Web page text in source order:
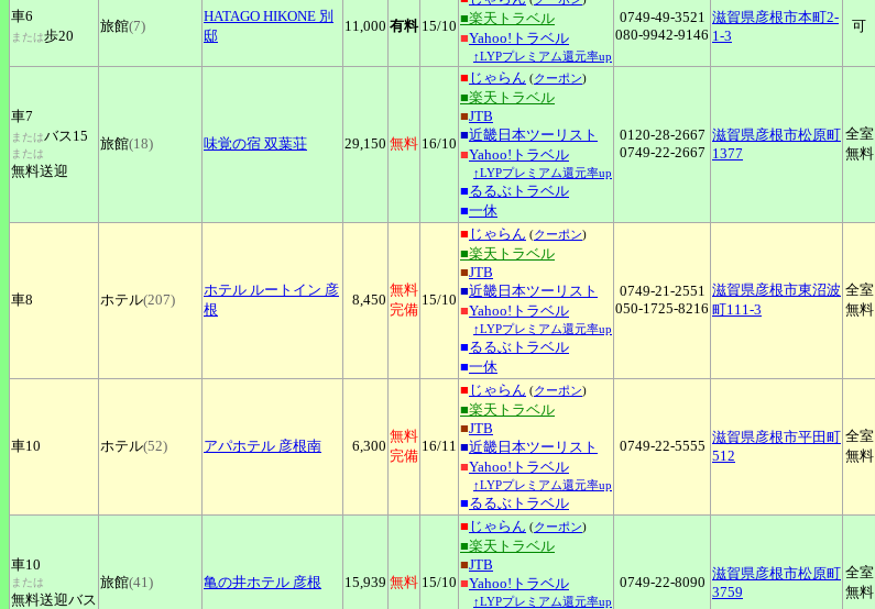
車6
または歩20
旅館(7)
HATAGO HIKONE 別
邸
11,000 有料 15/10 ■楽天トラベル
■Yahoo!トラベル
↑LYPプレミアム還元率up
0749-49-3521
080-9942-9146
滋賀県彦根市本町2-
1-3
可
車7
またはバス15
または
無料送迎
旅館(18) 味覚の宿 双葉荘 29,150 無料 16/10
■ じゃらん (クーポン)
■楽天トラベル
■JTB
■近畿日本ツーリスト
■Yahoo!トラベル
↑LYPプレミアム還元率up
■るるぶトラベル
■一休
0120-28-2667
0749-22-2667
滋賀県彦根市松原町
1377
全室
無料
車8 ホテル(207)
ホテル ルートイン 彦
根
8,450
無料
完備
15/10
■ じゃらん (クーポン)
■楽天トラベル
■JTB
■近畿日本ツーリスト
■Yahoo!トラベル
↑LYPプレミアム還元率up
■るるぶトラベル
■一休
0749-21-2551
050-1725-8216
滋賀県彦根市東沼波
町111-3
全室
無料
車10 ホテル(52) アパホテル 彦根南 6,300
無料
完備
16/11
■ じゃらん (クーポン)
■楽天トラベル
■JTB
■近畿日本ツーリスト
■Yahoo!トラベル
↑LYPプレミアム還元率up
■るるぶトラベル
0749-22-5555
滋賀県彦根市平田町
512
全室
無料
車10
または
無料送迎バス
旅館(41) 亀の井ホテル 彦根 15,939 無料 15/10
■ じゃらん (クーポン)
■楽天トラベル
■JTB
■Yahoo!トラベル
↑LYPプレミアム還元率up
0749-22-8090
滋賀県彦根市松原町
3759
全室
無料